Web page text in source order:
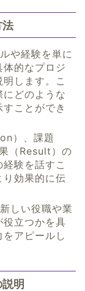
法
や経験を単に
的なプロジ
します。こ
どのような
ことができ
）、課題
（Result）の
験を話すこ
り効果的に伝
しい役職や業
立つかを具
アピールし
明